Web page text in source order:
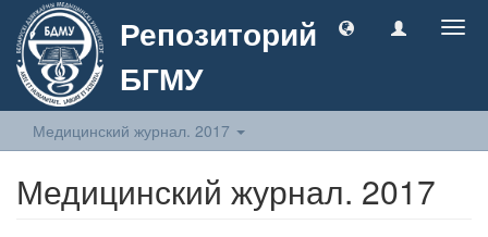
Репозиторий
БГМУ
Медицинский журнал. 2017
Медицинский журнал. 2017